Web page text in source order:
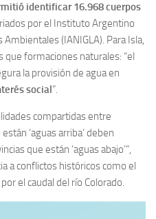
identificar 16.968 cuerpos
por el Instituto Argentino
Ambientales (IANIGLA). Para Isla,
formaciones naturales: “el
la provisión de agua en
social”.
compartidas entre
‘aguas arriba’ deben
que están ‘aguas abajo’”,
a conflictos históricos como el
el caudal del río Colorado.